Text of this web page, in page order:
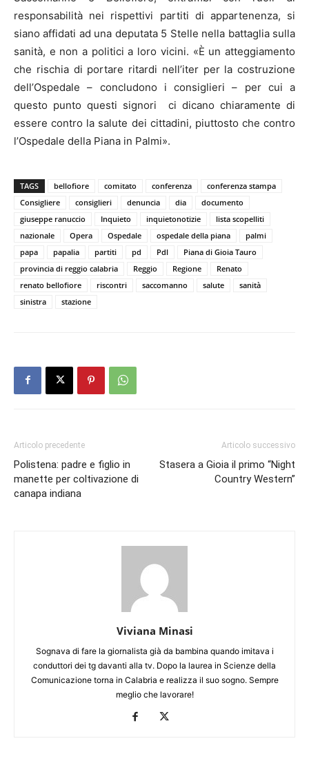
responsabilità nei rispettivi partiti di appartenenza, si
siano affidati ad una deputata 5 Stelle nella battaglia sulla
sanità, e non a politici a loro vicini. «È un atteggiamento
che rischia di portare ritardi nell’iter per la costruzione
dell’Ospedale – concludono i consiglieri – per cui a
questo punto questi signori ci dicano chiaramente di
essere contro la salute dei cittadini, piuttosto che contro
l’Ospedale della Piana in Palmi».
TAGS bellofiore comitato conferenza
conferenza stampa
Consigliere
consiglieri denuncia dia
documento
giuseppe ranuccio
Inquieto inquietonotizie
lista scopelliti
nazionale
Opera Ospedale ospedale della piana
palmi
papa
papalia partiti pd Pdl
Piana di Gioia Tauro
provincia di reggio calabria
Reggio Regione
Renato
renato bellofiore
riscontri saccomanno salute
sanità
sinistra
stazione
Articolo precedente
Polistena: padre e figlio in
manette per coltivazione di
canapa indiana
Articolo successivo
Stasera a Gioia il primo “Night
Country Western”
Viviana Minasi
Sognava di fare la giornalista già da bambina quando imitava i
conduttori dei tg davanti alla tv. Dopo la laurea in Scienze della
Comunicazione torna in Calabria e realizza il suo sogno. Sempre
meglio che lavorare!